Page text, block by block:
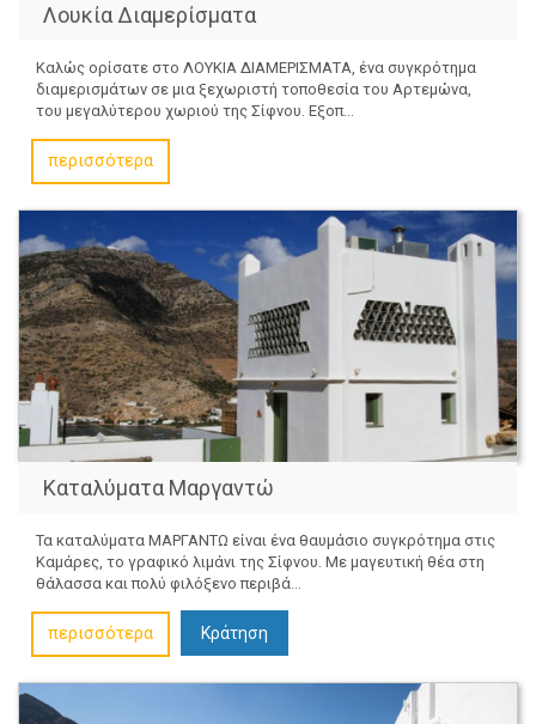
Λουκία Διαμερίσματα
Καλώς ορίσατε στο ΛΟΥΚΙΑ ΔΙΑΜΕΡΙΣΜΑΤΑ, ένα συγκρότημα
διαμερισμάτων σε μια ξεχωριστή τοποθεσία του Αρτεμώνα,
του μεγαλύτερου χωριού της Σίφνου. Εξοπ...
περισσότερα
Καταλύματα Μαργαντώ
Τα καταλύματα ΜΑΡΓΑΝΤΩ είναι ένα θαυμάσιο συγκρότημα στις
Καμάρες, το γραφικό λιμάνι της Σίφνου. Με μαγευτική θέα στη
θάλασσα και πολύ φιλόξενο περιβά...
περισσότερα Κράτηση